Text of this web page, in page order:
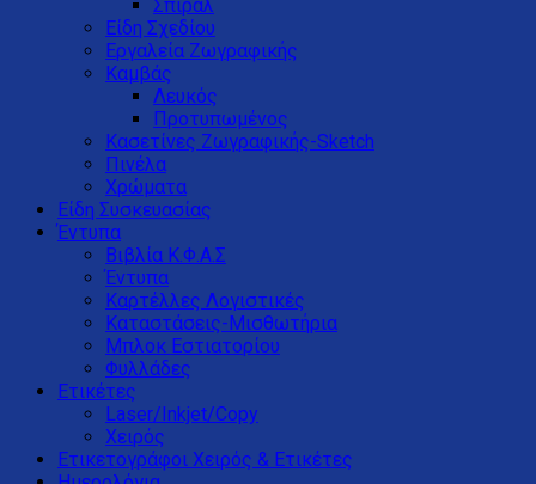
Σπιράλ
Είδη Σχεδίου
Εργαλεία Ζωγραφικής
Καμβάς
Λευκός
Προτυπωμένος
Κασετίνες Ζωγραφικής-Sketch
Πινέλα
Χρώματα
Είδη Συσκευασίας
Έντυπα
Βιβλία Κ.Φ.Α.Σ
Έντυπα
Καρτέλλες Λογιστικές
Καταστάσεις-Μισθωτήρια
Μπλοκ Εστιατορίου
Φυλλάδες
Ετικέτες
Laser/Inkjet/Copy
Χειρός
Ετικετογράφοι Χειρός & Ετικέτες